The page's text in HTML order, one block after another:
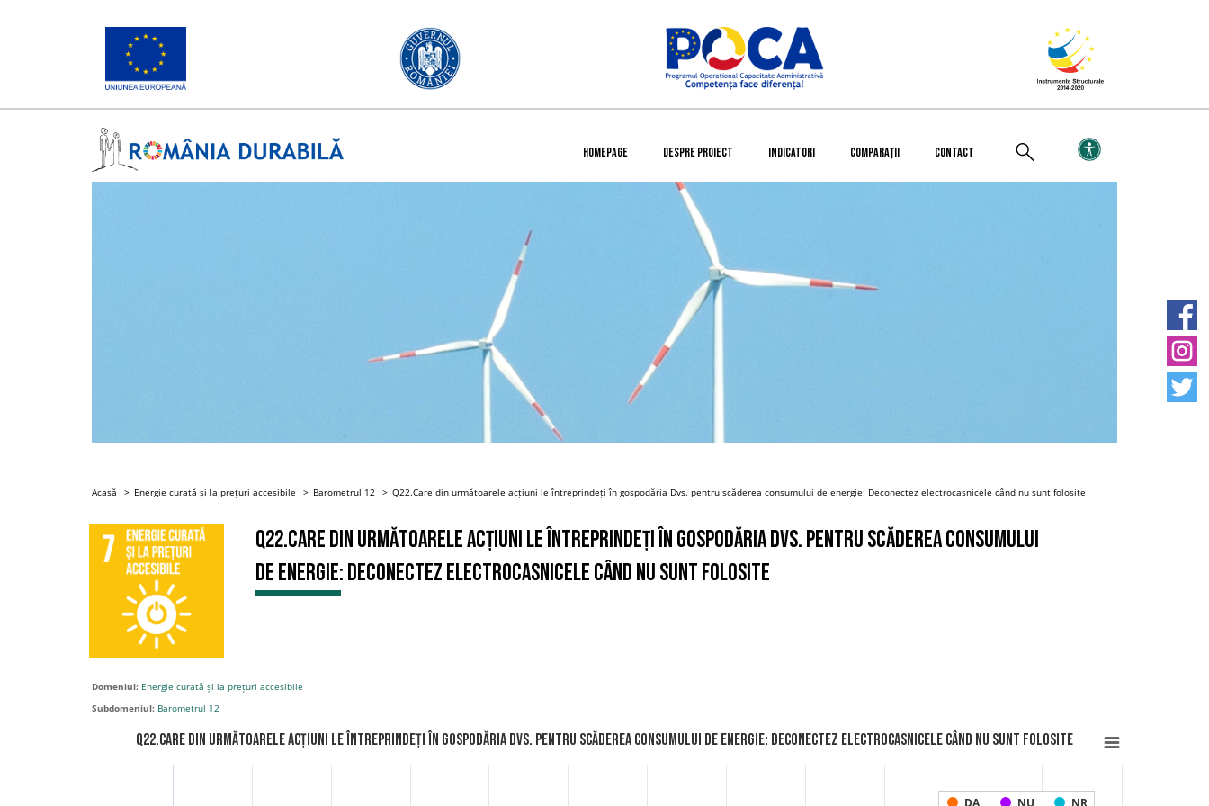
HOMEPAGE DESPRE PROIECT INDICATORI COMPARAȚII CONTACT
Acasă Energie curată și la prețuri accesibile Barometrul 12 Q22.Care din următoarele acțiuni le întreprindeți în gospodăria Dvs. pentru scăderea consumului de energie: Deconectez electrocasnicele când nu sunt folosite
Q22.Care din următoarele acțiuni le întreprindeți în gospodăria Dvs. pentru scăderea consumului
de energie: Deconectez electrocasnicele când nu sunt folosite
Domeniul: Energie curată și la prețuri accesibile
Subdomeniul: Barometrul 12
Q22.Care din următoarele acțiuni le întreprindeți în gospodăria Dvs. pentru scăderea consumului de energie: Deconectez electrocasnicele când nu sunt folosite
DA NU NR